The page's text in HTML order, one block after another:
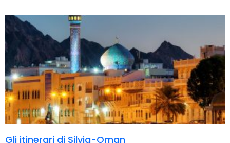
Gli itinerari di Silvia-Oman